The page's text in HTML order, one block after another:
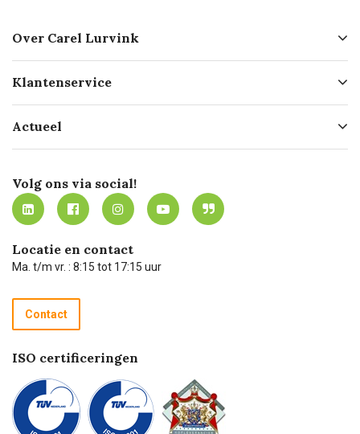
Over Carel Lurvink
Geschiedenis
Missie
Werken bij Carel Lurvink
MVO
Klantenservice
Bezorgen
Mijn Carel Lurvink
Mijn Carel Lurvink instructievideo's
Carel Lurvink App
Hulp op afstand
Technische dienst
Recycle programma
Betalen
Actueel
Innovation LAB
Tevreden klanten
Carel Lurvink Blog
Carel de podcast
Volg ons via social!
Locatie en contact
Ma. t/m vr. : 8:15 tot 17:15 uur
Contact
ISO certificeringen